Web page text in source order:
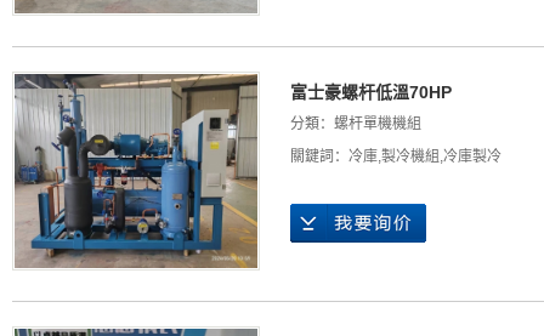
富士豪螺杆低溫70HP
分類： 螺杆單機機組
關鍵詞： 冷庫,製冷機組 ,冷庫製冷